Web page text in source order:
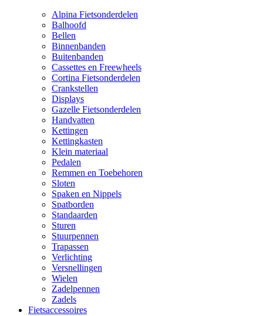
Alpina Fietsonderdelen
Balhoofd
Bellen
Binnenbanden
Buitenbanden
Cassettes en Freewheels
Cortina Fietsonderdelen
Crankstellen
Displays
Gazelle Fietsonderdelen
Handvatten
Kettingen
Kettingkasten
Klein materiaal
Pedalen
Remmen en Toebehoren
Sloten
Spaken en Nippels
Spatborden
Standaarden
Sturen
Stuurpennen
Trapassen
Verlichting
Versnellingen
Wielen
Zadelpennen
Zadels
Fietsaccessoires